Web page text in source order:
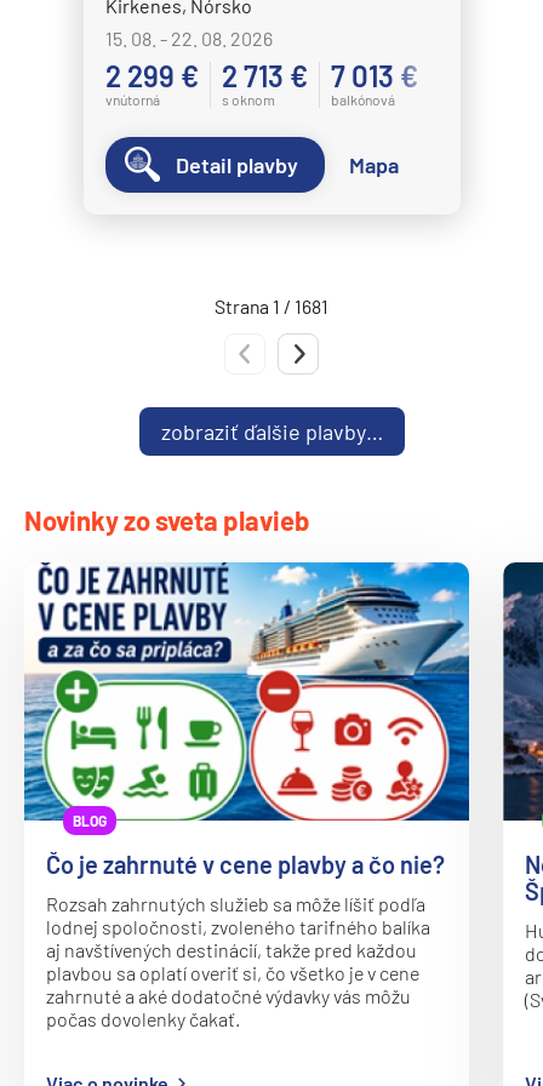
Norwegian Spirit
Norwegian Star
Norwegian Sun
Norwegian Viva
Pride of America
Oceania Insignia
Oceania Marina
Oceania Regatta
Oceania Sirena
P&O
Arcadia
Arvia
Aurora
Azura
Britannia
Iona
Ventura
Paul Gauguin Cruises
MS Paul Gauguin
Plantours
Kirkenes, Nórsko
15. 08. - 22. 08. 2026
2 299 €
vnútorná
2 713 €
s oknom
7 013 €
balkónová
Detail plavby Mapa
Strana 1 / 1681
Predchádzajúca strana
zobraziť ďalšie plavby…
Novinky zo sveta plavieb
BLOG
Čo je zahrnuté v cene plavby a čo nie?
Rozsah zahrnutých služieb sa môže líšiť podľa
lodnej spoločnosti, zvoleného tarifného balíka
aj navštívených destinácií, takže pred každou
plavbou sa oplatí overiť si, čo všetko je v cene
zahrnuté a aké dodatočné výdavky vás môžu
počas dovolenky čakať.